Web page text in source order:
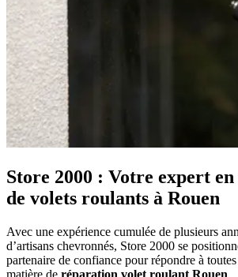
Store 2000 : Votre expert
de volets roulants à Rouen
Avec une expérience cumulée de plusieurs
d’artisans chevronnés, Store 2000 se
partenaire de confiance pour répondre à